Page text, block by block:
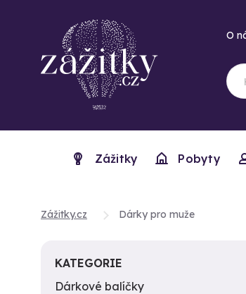
O
Zážitky Pobyty
Zážitky.cz Dárky pro muže
KATEGORIE
Dárkové balíčky